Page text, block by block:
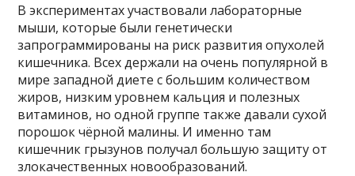
В экспериментах участвовали лабораторные
мыши, которые были генетически
запрограммированы на риск развития опухолей
кишечника. Всех держали на очень популярной в
мире западной диете с большим количеством
жиров, низким уровнем кальция и полезных
витаминов, но одной группе также давали сухой
порошок чёрной малины. И именно там
кишечник грызунов получал большую защиту от
злокачественных новообразований.